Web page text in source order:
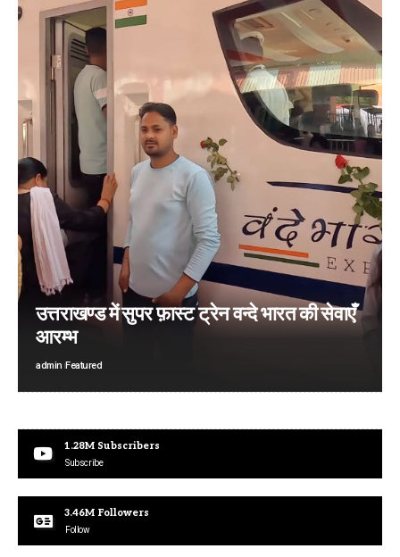
उत्तराखण्ड में सुपर फ़ास्ट ट्रेन वन्दे भारत की सेवाएँ
आरम्भ
admin Featured
1.28M Subscribers
Subscribe
3.46M Followers
Follow